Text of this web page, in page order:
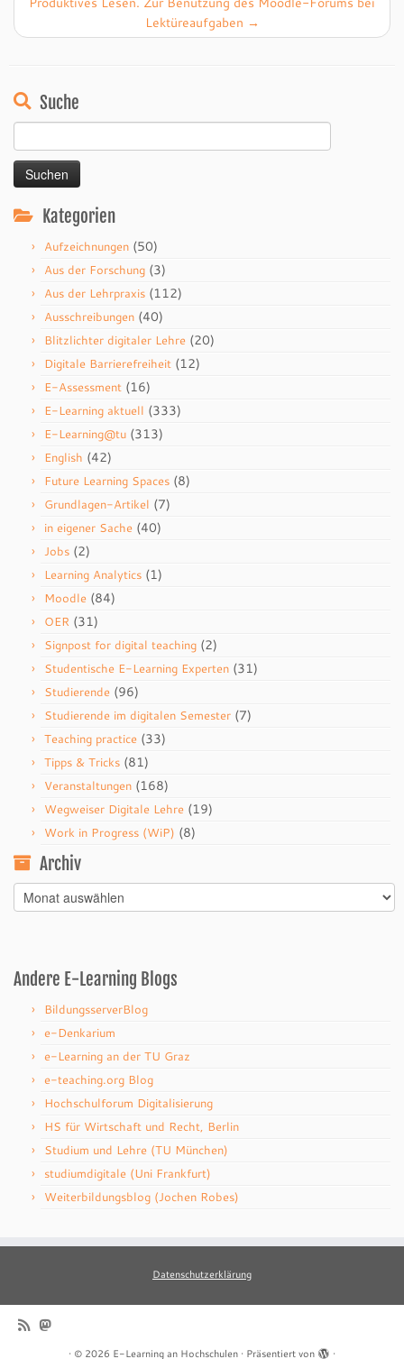
Lektüreaufgaben →
Suche
nach:
Kategorien
Aufzeichnungen (50)
Aus der Forschung (3)
Aus der Lehrpraxis (112)
Ausschreibungen (40)
Blitzlichter digitaler Lehre (20)
Digitale Barrierefreiheit (12)
E-Assessment (16)
E-Learning aktuell (333)
E-Learning@tu (313)
English (42)
Future Learning Spaces (8)
Grundlagen-Artikel (7)
in eigener Sache (40)
Jobs (2)
Learning Analytics (1)
Moodle (84)
OER (31)
Signpost for digital teaching (2)
Studentische E-Learning Experten (31)
Studierende (96)
Studierende im digitalen Semester (7)
Teaching practice (33)
Tipps & Tricks (81)
Veranstaltungen (168)
Wegweiser Digitale Lehre (19)
Work in Progress (WiP) (8)
Archiv
Archiv
Andere E-Learning Blogs
BildungsserverBlog
e-Denkarium
e-Learning an der TU Graz
e-teaching.org Blog
Hochschulforum Digitalisierung
HS für Wirtschaft und Recht, Berlin
Studium und Lehre (TU München)
studiumdigitale (Uni Frankfurt)
Weiterbildungsblog (Jochen Robes)
Datenschutzerklärung
· © 2026 E-Learning an Hochschulen · Präsentiert von ·